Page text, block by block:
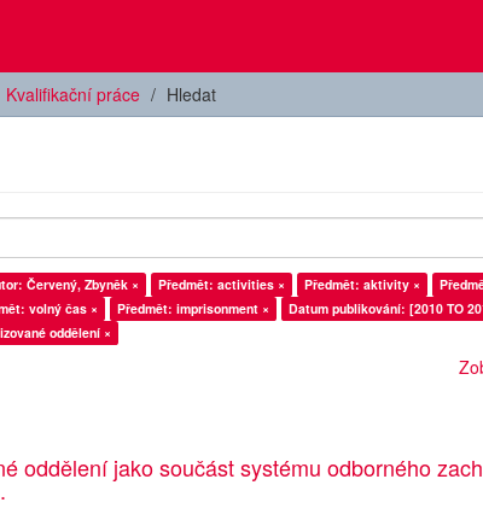
Kvalifikační práce Hledat
Červený, Zbyněk × Předmět: activities × Předmět: aktivity ×
volný čas × Předmět: imprisonment ×
Datum publikování: [2010 TO
oddělení ×
oddělení jako součást systému odborného